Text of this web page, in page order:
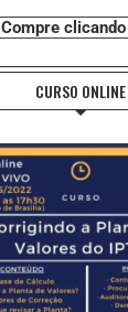
Compre
CURSO ONLINE